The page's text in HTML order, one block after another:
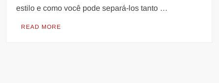
estilo e como você pode separá-los tanto …
READ MORE